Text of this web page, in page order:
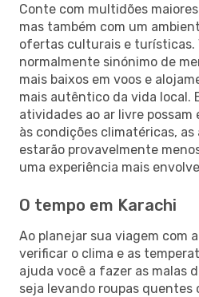
Conte com multidões
mas também com um
ofertas culturais e turísticas.
normalmente sinónimo de
mais baixos em voos e
mais autêntico da vida local.
atividades ao ar livre
às condições climatéricas,
estarão provavelmente
uma experiência mais
O tempo em Karachi
Ao planejar sua viagem com
verificar o clima e as
ajuda você a fazer as malas
seja levando roupas quentes